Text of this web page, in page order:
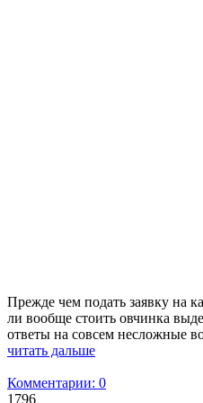
Прежде чем подать заявку на
ли вообще стоить овчинка
ответы на совсем несложные
читать дальше
Комментарии: 0
1796